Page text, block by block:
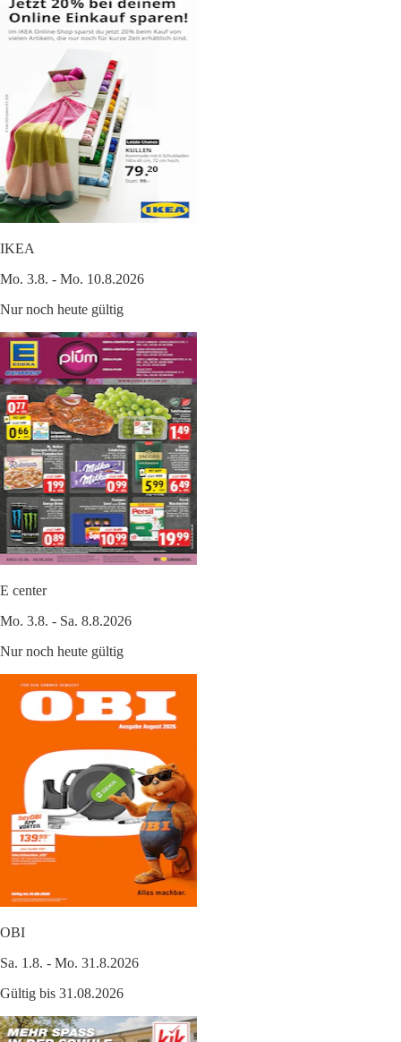
IKEA
Mo. 3.8. - Mo. 10.8.2026
Nur noch heute gültig
E center
Mo. 3.8. - Sa. 8.8.2026
Nur noch heute gültig
OBI
Sa. 1.8. - Mo. 31.8.2026
Gültig bis 31.08.2026